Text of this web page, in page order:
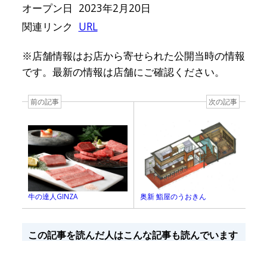
オープン日
2023年2月20日
関連リンク
URL
※店舗情報はお店から寄せられた公開当時の情報
です。最新の情報は店舗にご確認ください。
前の記事
牛の達人GINZA
次の記事
奥新 鮨屋のうおきん
この記事を読んだ人はこんな記事も読んでいます